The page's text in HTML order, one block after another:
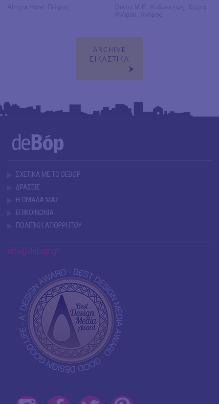
ARCHIVE
ΕΙΚΑΣΤΙΚΑ
ΣΧΕΤΙΚΑ ΜΕ ΤΟ DEBOP
ΔΡΑΣΕΙΣ
Η ΟΜΑΔΑ ΜΑΣ
ΕΠΙΚΟΙΝΩΝΙΑ
ΠΟΛΙΤΙΚΗ ΑΠΟΡΡΗΤΟΥ
info@debop.gr